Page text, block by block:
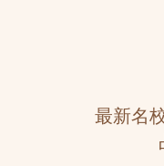
最新名